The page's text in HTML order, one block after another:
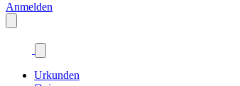
Anmelden
Urkunden